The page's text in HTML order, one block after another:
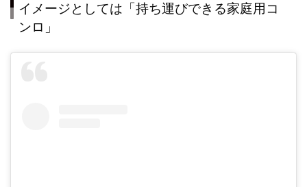
イメージとしては「持ち運びできる家庭用コ
ンロ」